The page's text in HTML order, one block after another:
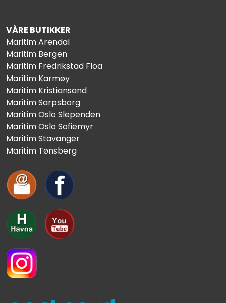
VÅRE BUTIKKER
Maritim Arendal
Maritim Bergen
Maritim Fredrikstad Floa
Maritim Karmøy
Maritim Kristiansand
Maritim Sarpsborg
Maritim Oslo Slependen
Maritim Oslo Sofiemyr
Maritim Stavanger
Maritim Tønsberg